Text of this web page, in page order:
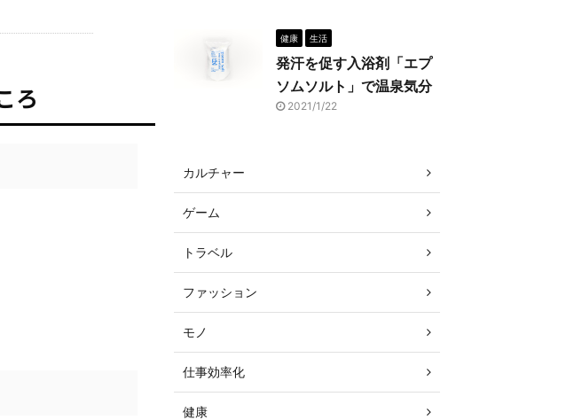
ろ
健康 生活
発汗を促す入浴剤「エプ
ソムソルト」で温泉気分
2021/1/22
カルチャー
ゲーム
トラベル
ファッション
モノ
仕事効率化
健康